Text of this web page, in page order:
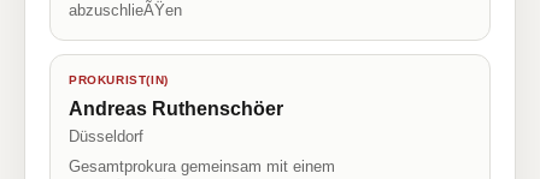
abzuschlieÃŸen
PROKURIST(IN)
Andreas Ruthenschöer
Düsseldorf
Gesamtprokura gemeinsam mit einem